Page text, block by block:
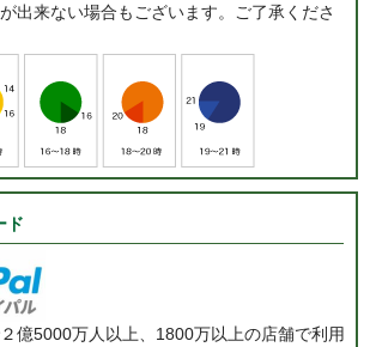
出来ない場合もございます。ご了承くださ
ド
億5000万人以上、1800万以上の店舗で利用